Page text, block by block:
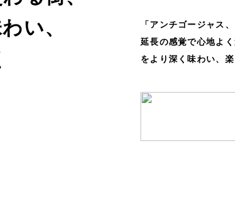
い、
「アンチゴージャス
延長の感覚で心地よ
をより深く味わい、